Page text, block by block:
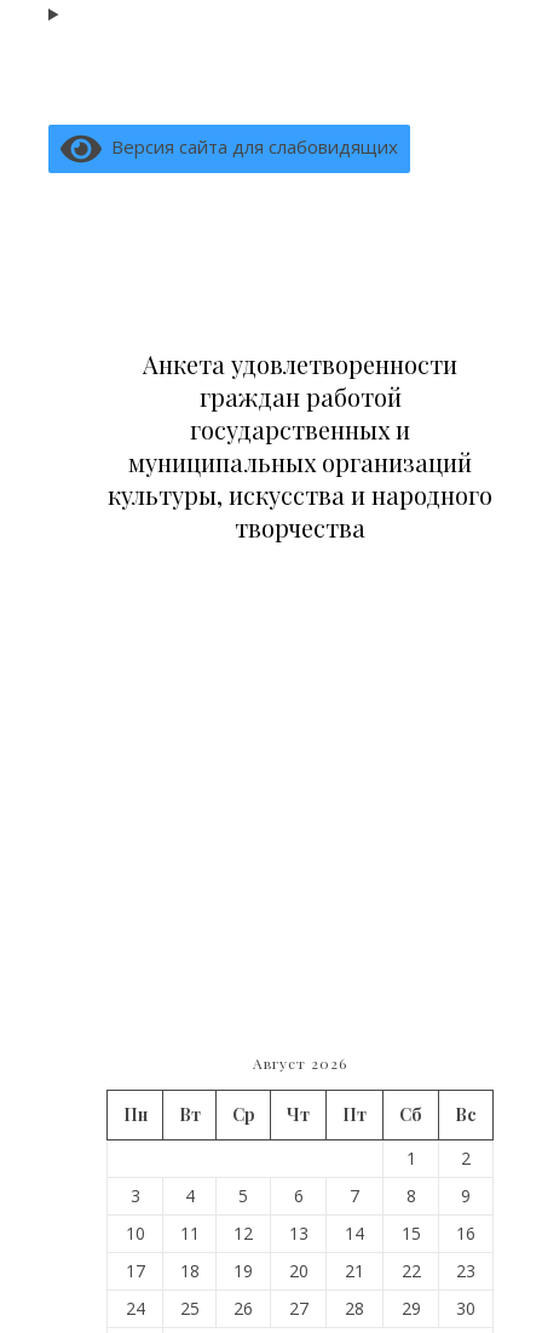
Версия сайта для слабовидящих
Анкета удовлетворенности
граждан работой
государственных и
муниципальных организаций
культуры, искусства и народного
творчества
Август 2026
Пн Вт Ср Чт Пт Сб
Вс
1
2
3
4 5 6 7 8
9
10
11 12 13 14 15
16
17
18 19 20 21 22
23
24
25 26 27 28 29
30